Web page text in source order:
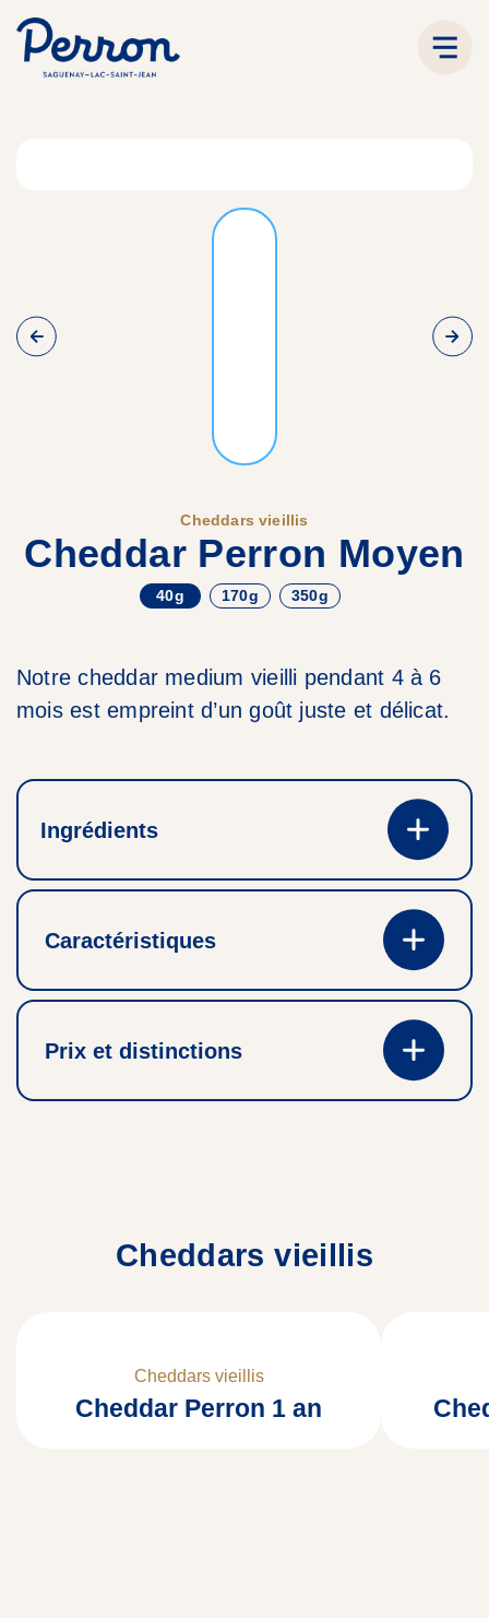
Cheddars vieillis
Cheddar Perron Moyen
40g 170g 350g
Notre cheddar medium vieilli pendant 4 à 6
mois est empreint d’un goût juste et délicat.
Ingrédients
Caractéristiques
Prix et distinctions
Cheddars vieillis
Cheddars vieillis
Cheddar Perron 1 an